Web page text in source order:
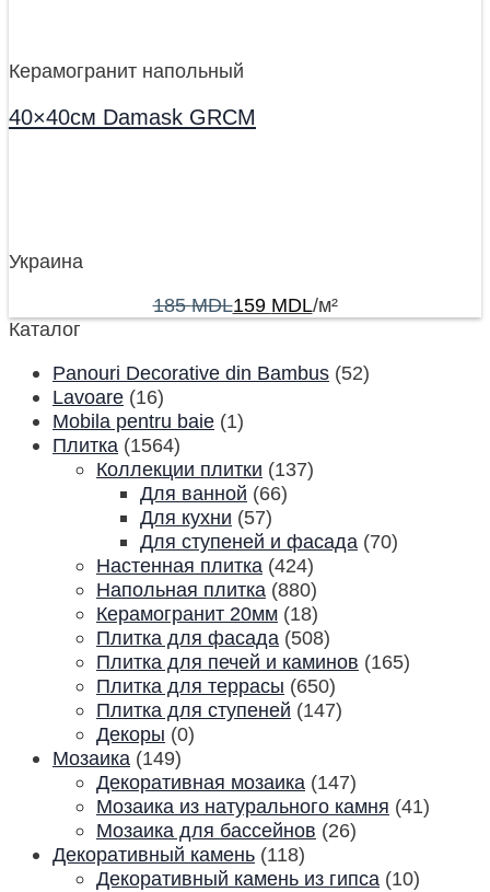
Керамогранит напольный
40×40см Damask GRCM
Украина
185MDL159 MDL/м²
Каталог
Panouri Decorative din Bambus (52)
Lavoare (16)
Mobila pentru baie (1)
Плитка (1564)
Коллекции плитки (137)
Для ванной (66)
Для кухни (57)
Для ступеней и фасада (70)
Настенная плитка (424)
Напольная плитка (880)
Керамогранит 20мм (18)
Плитка для фасада (508)
Плитка для печей и каминов (165)
Плитка для террасы (650)
Плитка для ступеней (147)
Декоры (0)
Мозаика (149)
Декоративная мозаика (147)
Мозаика из натурального камня (41)
Мозаика для бассейнов (26)
Декоративный камень (118)
Декоративный камень из гипса (10)